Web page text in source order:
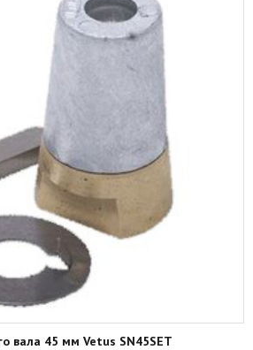
вала 45 мм Vetus SN45SET